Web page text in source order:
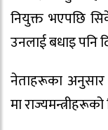
नियुक्त भएपछि
उनलाई बधाइ पनि
नेताहरूका अनुसार
मा